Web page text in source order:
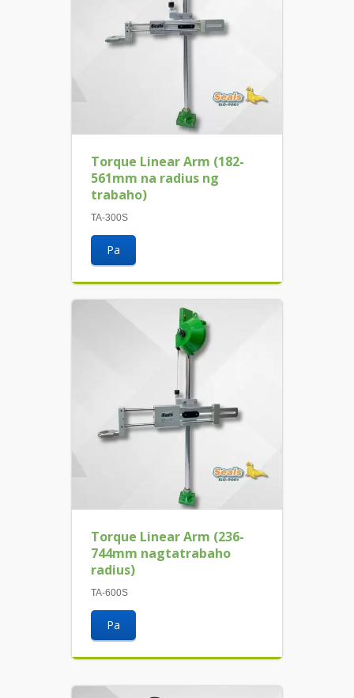
Torque Linear Arm (182-
561mm na radius ng
trabaho)
TA-300S
Pa
Torque Linear Arm (236-
744mm nagtatrabaho
radius)
TA-600S
Pa